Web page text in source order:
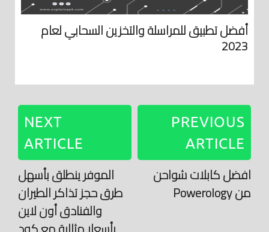
أفضل تطبيق للمراسلة والتخزين السحابي لعام
2023
PREVIOUS
ARTICLE
افضل كابلات شواحن
من Powerology
NEXT
ARTICLE
الموفر ينطلق بأسهل
طرق حجز تذاكر الطيران
والفنادق أون لاين